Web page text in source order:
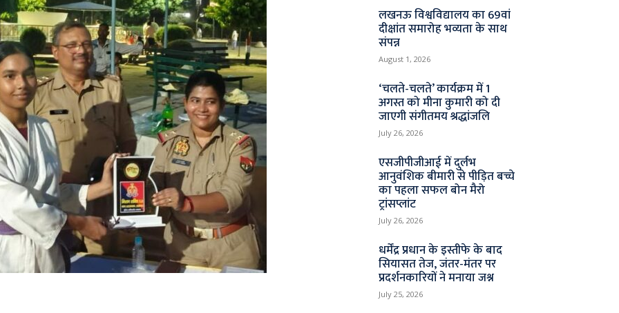
लखनऊ विश्वविद्यालय का 69वां
दीक्षांत समारोह भव्यता के साथ
संपन्न
August 1, 2026
‘चलते-चलते’ कार्यक्रम में 1
अगस्त को मीना कुमारी को दी
जाएगी संगीतमय श्रद्धांजलि
July 26, 2026
एसजीपीजीआई में दुर्लभ
आनुवंशिक बीमारी से पीड़ित बच्चे
का पहला सफल बोन मैरो
ट्रांसप्लांट
July 26, 2026
धर्मेंद्र प्रधान के इस्तीफे के बाद
सियासत तेज, जंतर-मंतर पर
प्रदर्शनकारियों ने मनाया जश्न
July 25, 2026